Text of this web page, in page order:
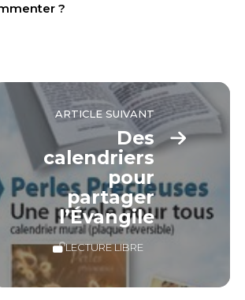
?
ARTICLE SUIVANT
Des
calendriers
pour
partager
l’Évangile
LECTURE LIBRE